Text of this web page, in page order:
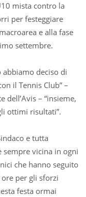
mista contro la
per festeggiare
e alla fase
settembre.
deciso di
il Tennis Club” –
dell’Avis – “insieme,
ottimi risultati”.
e tutta
sempre vicina in ogni
che hanno seguito
per gli sforzi
festa ormai